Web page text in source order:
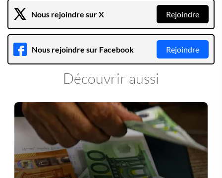
Nous rejoindre sur X Rejoindre
Nous rejoindre sur Facebook Rejoindre
Découvrir aussi